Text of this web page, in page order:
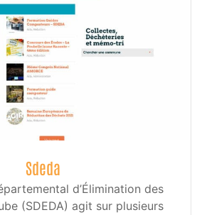
Sdeda
d’Élimination des
(SDEDA) agit sur plusieurs